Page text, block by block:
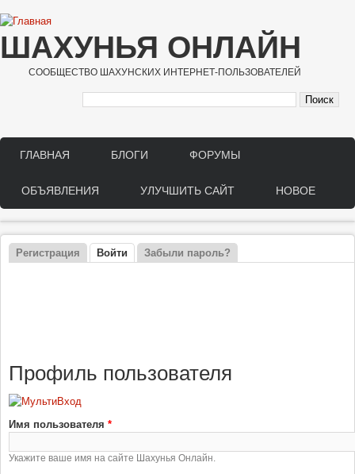
Перейти к основному содержанию
ШАХУНЬЯ ОНЛАЙН
СООБЩЕСТВО ШАХУНСКИХ ИНТЕРНЕТ-ПОЛЬЗОВАТЕЛЕЙ
Main menu
ГЛАВНАЯ БЛОГИ ФОРУМЫ
ОБЪЯВЛЕНИЯ УЛУЧШИТЬ САЙТ НОВОЕ
Главные вкладки
Регистрация Войти (активная вкладка)
Забыли пароль?
Профиль пользователя
Имя пользователя *
Укажите ваше имя на сайте Шахунья Онлайн.